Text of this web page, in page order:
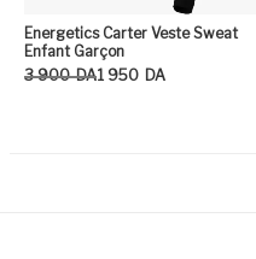
Energetics Carter Veste Sweat
Enfant Garçon
3 900 DA
Le prix initial était : 3 900DA.
1 950 DA
Le prix actuel est : 1 950DA.